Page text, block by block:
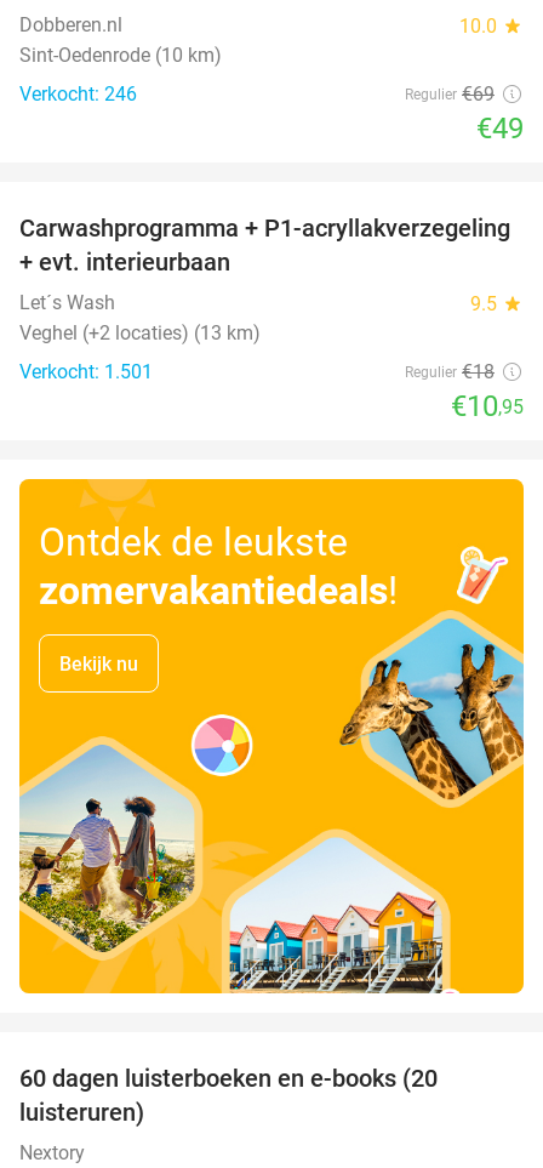
Dobberen.nl 10.0 star
Sint-Oedenrode (10 km)
Verkocht: 246
Regulier €69
€49
39%
Carwashprogramma + P1-acryllakverzegeling
+ evt. interieurbaan
Let´s Wash 9.5 star
Veghel (+2 locaties) (13 km)
Verkocht: 1.501
Regulier €18
€10,95
Ontdek de leukste
zomervakantiedeals!
Bekijk nu
60 dagen luisterboeken en e-books (20
luisteruren)
Nextory